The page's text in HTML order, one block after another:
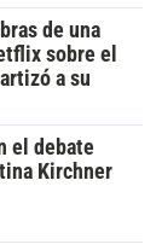
de una
sobre el
a su
el debate
Kirchner